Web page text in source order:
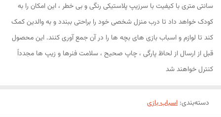
سانتی متری با کیفیت با سرزیپ پلاستیکی رنگی و بی خطر ، این امکان را به
کودک خواهد داد تا درب منزل شخصی خود را براحتی ببندد و به والدین کمک
کند تا لوازم و اسباب بازی های بچه ها را در آن جمع آوری کنند. این محصول
قبل از ارسال از لحاظ پارگی ، چاپ صحیح ، سلامت فنرها و زیپ ها مجدداً
کنترل خواهند شد
دسته‌بندی: اسباب بازی